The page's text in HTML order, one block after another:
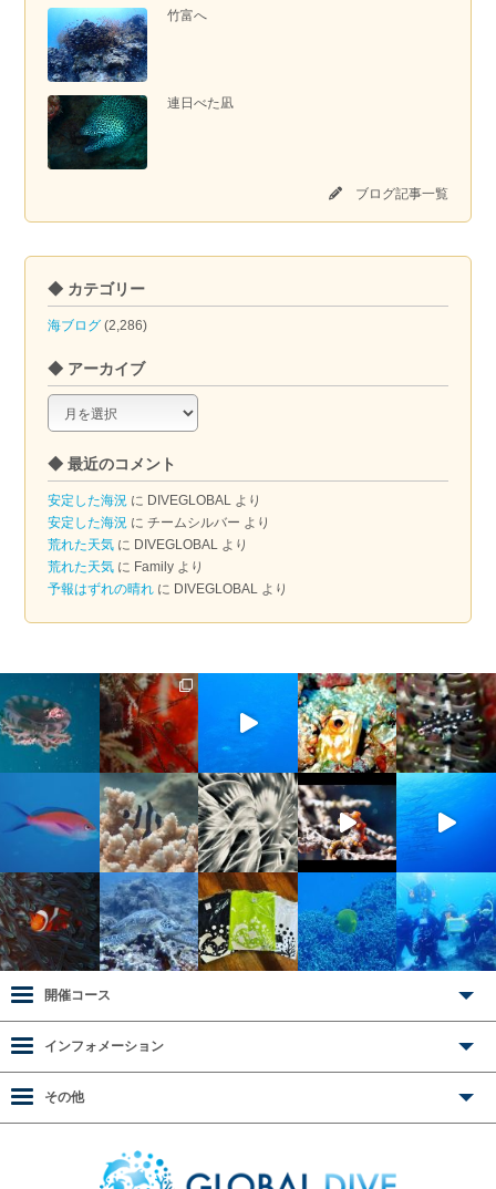
竹富へ
連日べた凪
ブログ記事一覧
◆ カテゴリー
海ブログ (2,286)
◆ アーカイブ
ア
カ
イ
ブ
◆ 最近のコメント
安定した海況 に DIVEGLOBAL より
安定した海況 にチームシルバー より
荒れた天気 に DIVEGLOBAL より
荒れた天気 に Family より
予報はずれの晴れ に DIVEGLOBAL より
開催コース
インフォメーション
その他